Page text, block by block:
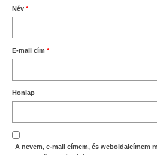
Név *
E-mail cím *
Honlap
A nevem, e-mail címem, és weboldalcímem